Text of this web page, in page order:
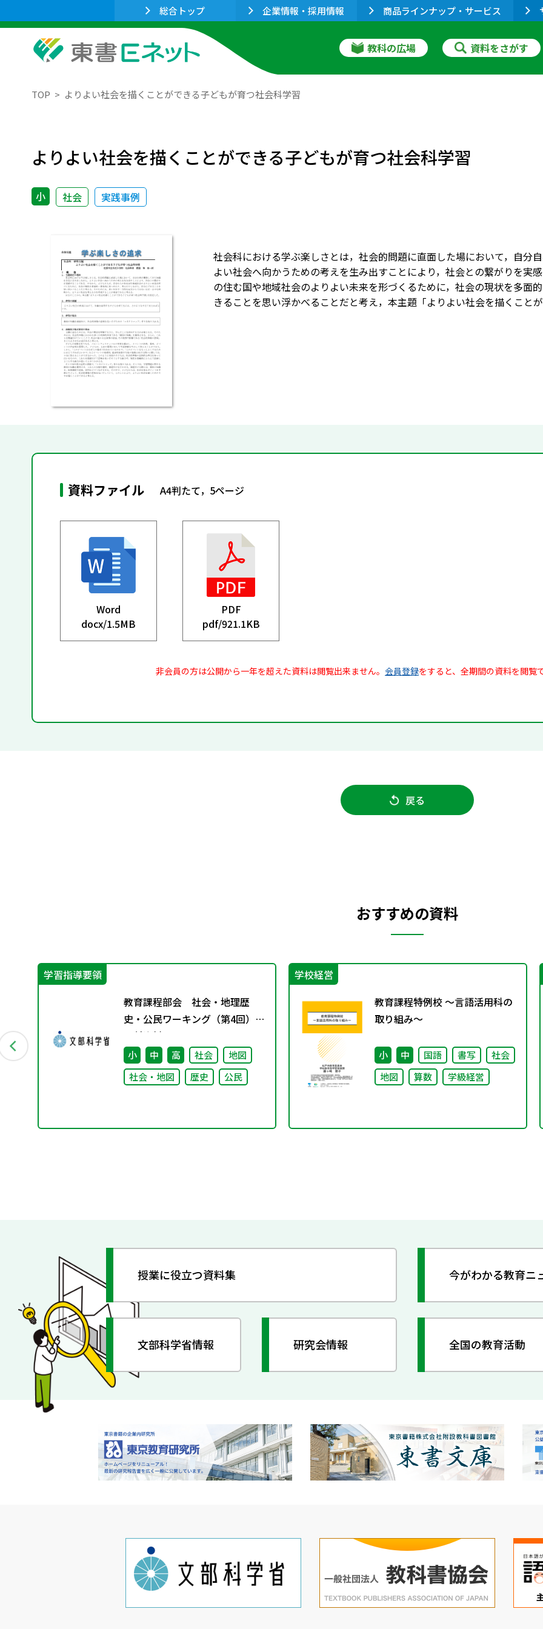
総合トップ 企業情報・採用情報 商品ラインナップ・サービス
教科の広場 資料をさがす
TOP よりよい社会を描くことができる子どもが育つ社会科学習
よりよい社会を描くことができる子どもが育つ社会科学習
小 社会 実践事例
社会科における学ぶ楽しさとは，社会的問題に直面した場において，自分
よい社会へ向かうための考えを生み出すことにより，社会との繋がりを実
の住む国や地域社会のよりよい未来を形づくるために，社会の現状を多面
きることを思い浮かべることだと考え，本主題「よりよい社会を描くこと
資料ファイル A4判たて，5ページ
Word
docx/1.5MB
PDF
pdf/921.1KB
非会員の方は公開から一年を超えた資料は閲覧出来ません。 会員登録をすると、全期間の資料を閲覧
戻る
おすすめの資料
学習指導要領
教育課程部会 社会・地理歴
史・公民ワーキング（第4回）
配付資料
小 中 高 社会
地図
社会・地図
歴史 公民
学校経営
教育課程特例校 ～言語活用科の
取り組み～
小 中 国語 書写
社会
地図
算数 学級経営
授業に役立つ資料集 今がわかる教育ニ
文部科学省情報 研究会情報 全国の教育活動